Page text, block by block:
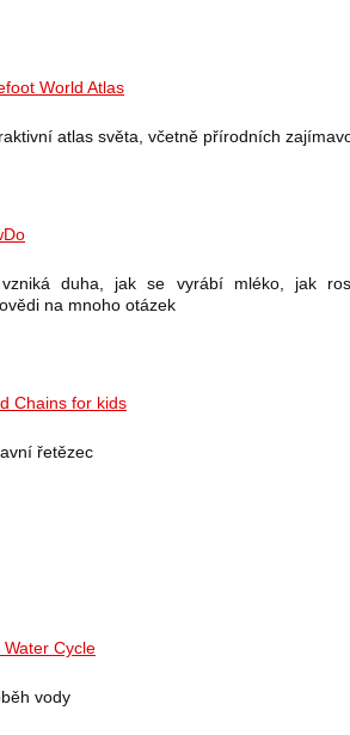
World Atlas
atlas světa, včetně přírodních
duha, jak se vyrábí mléko, jak
na mnoho otázek
Chains for kids
řetězec
Water Cycle
vody